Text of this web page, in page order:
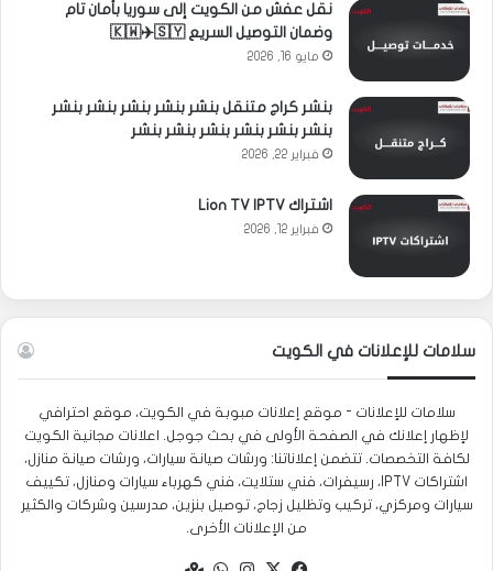
نقل عفش من الكويت إلى سوريا بأمان تام
وضمان التوصيل السريع 🇰🇼✈️🇸🇾
مايو 16, 2026
بنشر كراج متنقل بنشر بنشر بنشر بنشر بنشر
بنشر بنشر بنشر بنشر بنشر بنشر
فبراير 22, 2026
اشتراك Lion TV IPTV
فبراير 12, 2026
سلامات للإعلانات في الكويت
سلامات للإعلانات - موقع إعلانات مبوبة في الكويت، موقع احترافي
لإظهار إعلانك في الصفحة الأولى في بحث جوجل. اعلانات مجانية الكويت
لكافة التخصصات. تتضمن إعلاناتنا: ورشات صيانة سيارات، ورشات صيانة منازل،
اشتراكات IPTV، رسيفرات، فني ستلايت، فني كهرباء سيارات ومنازل، تكييف
سيارات ومركزي، تركيب وتظليل زجاج، توصيل بنزين، مدرسين وشركات والكثير
من الإعلانات الأخرى.